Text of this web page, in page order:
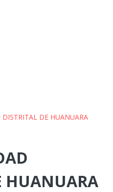
DE HUANUARA
HUANUARA